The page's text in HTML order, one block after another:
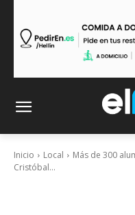
Inicio Local
Más de 300
Cristóbal...